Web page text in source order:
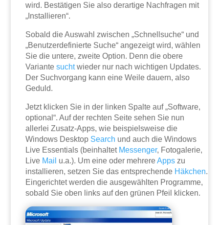
wird. Bestätigen Sie also derartige Nachfragen mit
„Installieren“.
Sobald die Auswahl zwischen „Schnellsuche“ und
„Benutzerdefinierte Suche“ angezeigt wird, wählen
Sie die untere, zweite Option. Denn die obere
Variantesuchtwieder nur nach wichtigen Updates.
Der Suchvorgang kann eine Weile dauern, also
Geduld.
Jetzt klicken Sie in der linken Spalte auf „Software,
optional“. Auf der rechten Seite sehen Sie nun
allerlei Zusatz-Apps, wie beispielsweise die
Windows Desktop Search und auch die Windows
Live Essentials (beinhaltet Messenger, Fotogalerie,
Live Mail u.a.). Um eine oder mehrereApps zu
installieren, setzen Sie das entsprechende Häkchen.
Eingerichtet werden die ausgewählten Programme,
sobald Sie oben links auf den grünen Pfeil klicken.